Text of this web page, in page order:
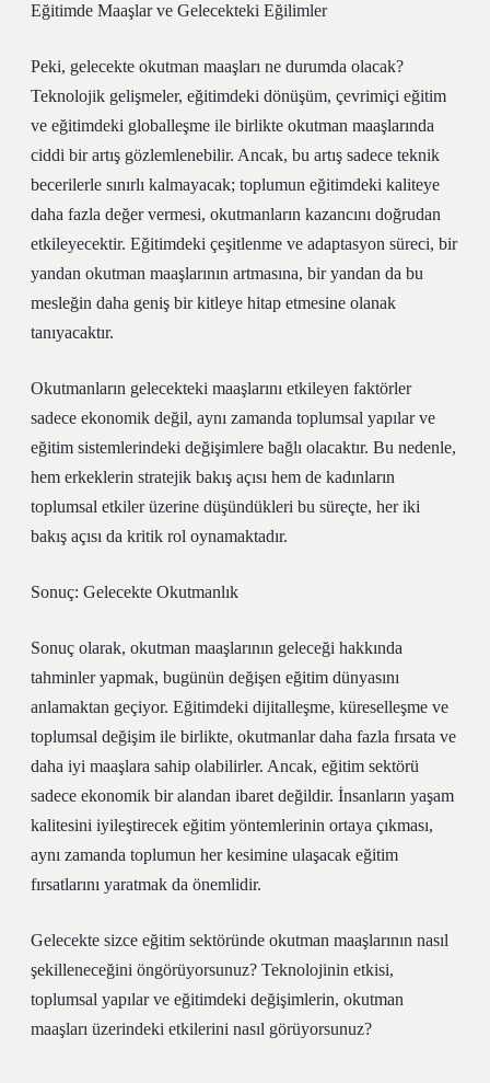
Eğitimde Maaşlar ve Gelecekteki Eğilimler
Peki, gelecekte okutman maaşları ne durumda olacak?
Teknolojik gelişmeler, eğitimdeki dönüşüm, çevrimiçi eğitim
ve eğitimdeki globalleşme ile birlikte okutman maaşlarında
ciddi bir artış gözlemlenebilir. Ancak, bu artış sadece teknik
becerilerle sınırlı kalmayacak; toplumun eğitimdeki kaliteye
daha fazla değer vermesi, okutmanların kazancını doğrudan
etkileyecektir. Eğitimdeki çeşitlenme ve adaptasyon süreci, bir
yandan okutman maaşlarının artmasına, bir yandan da bu
mesleğin daha geniş bir kitleye hitap etmesine olanak
tanıyacaktır.
Okutmanların gelecekteki maaşlarını etkileyen faktörler
sadece ekonomik değil, aynı zamanda toplumsal yapılar ve
eğitim sistemlerindeki değişimlere bağlı olacaktır. Bu nedenle,
hem erkeklerin stratejik bakış açısı hem de kadınların
toplumsal etkiler üzerine düşündükleri bu süreçte, her iki
bakış açısı da kritik rol oynamaktadır.
Sonuç: Gelecekte Okutmanlık
Sonuç olarak, okutman maaşlarının geleceği hakkında
tahminler yapmak, bugünün değişen eğitim dünyasını
anlamaktan geçiyor. Eğitimdeki dijitalleşme, küreselleşme ve
toplumsal değişim ile birlikte, okutmanlar daha fazla fırsata ve
daha iyi maaşlara sahip olabilirler. Ancak, eğitim sektörü
sadece ekonomik bir alandan ibaret değildir. İnsanların yaşam
kalitesini iyileştirecek eğitim yöntemlerinin ortaya çıkması,
aynı zamanda toplumun her kesimine ulaşacak eğitim
fırsatlarını yaratmak da önemlidir.
Gelecekte sizce eğitim sektöründe okutman maaşlarının nasıl
şekilleneceğini öngörüyorsunuz? Teknolojinin etkisi,
toplumsal yapılar ve eğitimdeki değişimlerin, okutman
maaşları üzerindeki etkilerini nasıl görüyorsunuz?